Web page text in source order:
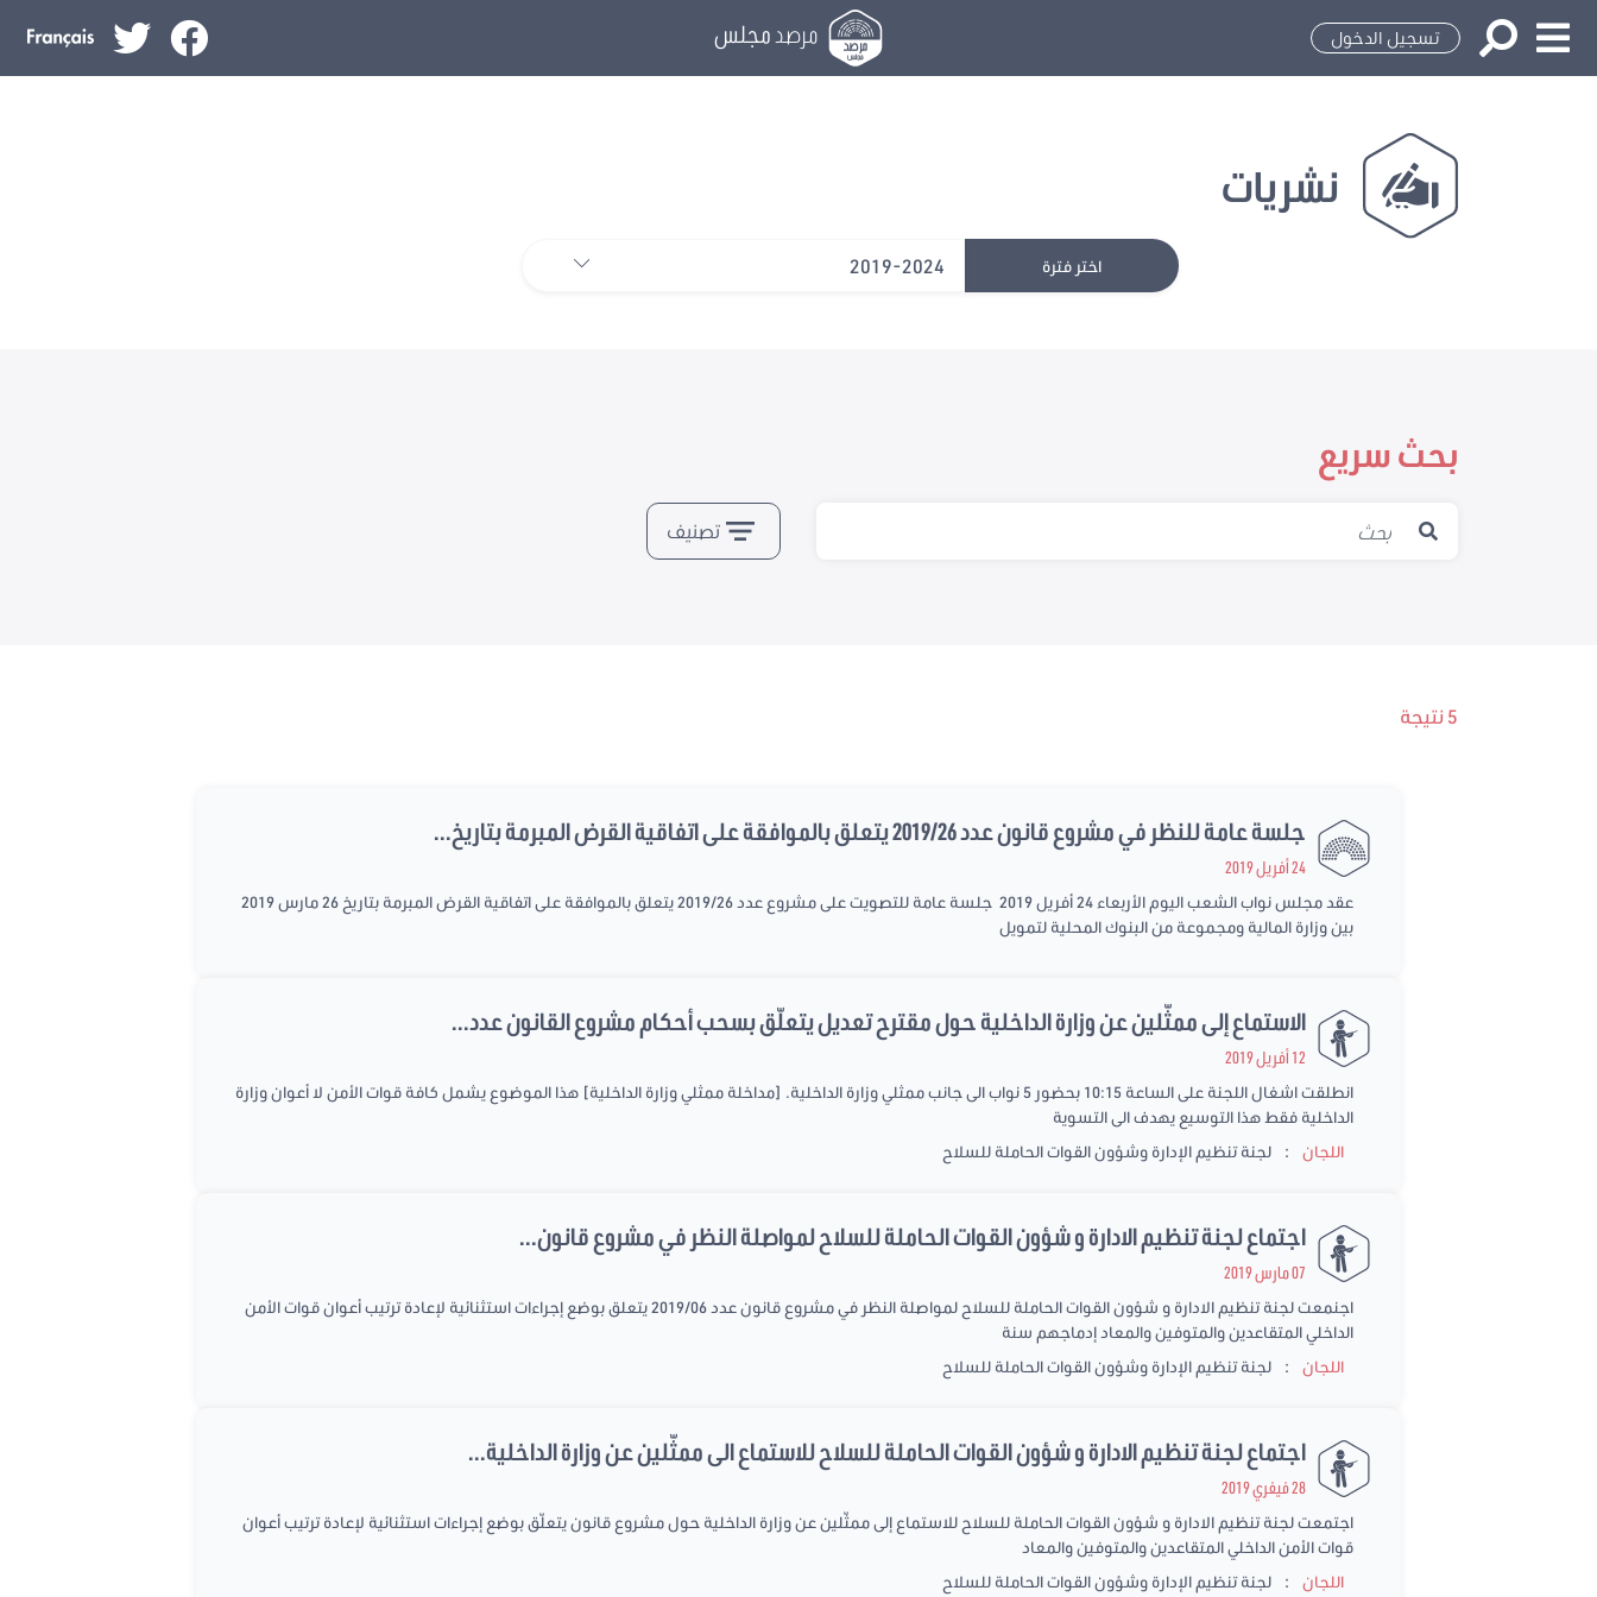
تسجيل الدخول مرصد مجلس
نشريات
اختر فترة 2019-2024
بحث سريع
تصنيف
5 نتيجة
جلسة عامة للنظر في مشروع قانون عدد 2019/26 يتعلق بالموافقة على اتفاقية القرض المبرمة بتاريخ...
24 أفريل 2019
عقد مجلس نواب الشعب اليوم الأربعاء 24 أفريل 2019 جلسة عامة للتصويت على مشروع عدد 2019/26 يتعلق بالموافقة على اتفاقية القرض المبرمة بتاريخ 26 مارس 2019
بين وزارة المالية ومجموعة من البنوك المحلية لتمويل
الاستماع إلى ممثّلين عن وزارة الداخلية حول مقترح تعديل يتعلّق بسحب أحكام مشروع القانون عدد...
12 أفريل 2019
انطلقت اشغال اللجنة على الساعة 10:15 بحضور 5 نواب الى جانب ممثلي وزارة الداخلية. [مداخلة ممثلي وزارة الداخلية] هذا الموضوع يشمل كافة قوات الأمن لا أعوان وزارة
الداخلية فقط هذا التوسيع يهدف الى التسوية
اللجان
: لجنة تنظيم الإدارة وشؤون القوات الحاملة للسلاح
اجتماع لجنة تنظيم الادارة و شؤون القوات الحاملة للسلاح لمواصلة النظر في مشروع قانون...
07 مارس 2019
اجنمعت لجنة تنظيم الادارة و شؤون القوات الحاملة للسلاح لمواصلة النظر في مشروع قانون عدد 2019/06 يتعلق بوضع إجراءات استثنائية لإعادة ترتيب أعوان قوات الأمن
الداخلي المتقاعدين والمتوفين والمعاد إدماجهم سنة
اللجان
: لجنة تنظيم الإدارة وشؤون القوات الحاملة للسلاح
اجتماع لجنة تنظيم الادارة و شؤون القوات الحاملة للسلاح للاستماع الى ممثّلين عن وزارة الداخلية...
28 فيفري 2019
اجتمعت لجنة تنظيم الادارة و شؤون القوات الحاملة للسلاح للاستماع إلى ممثّلين عن وزارة الداخلية حول مشروع قانون يتعلّق بوضع إجراءات استثنائية لإعادة ترتيب أعوان
قوات الأمن الداخلي المتقاعدين والمتوفين والمعاد
اللجان
: لجنة تنظيم الإدارة وشؤون القوات الحاملة للسلاح